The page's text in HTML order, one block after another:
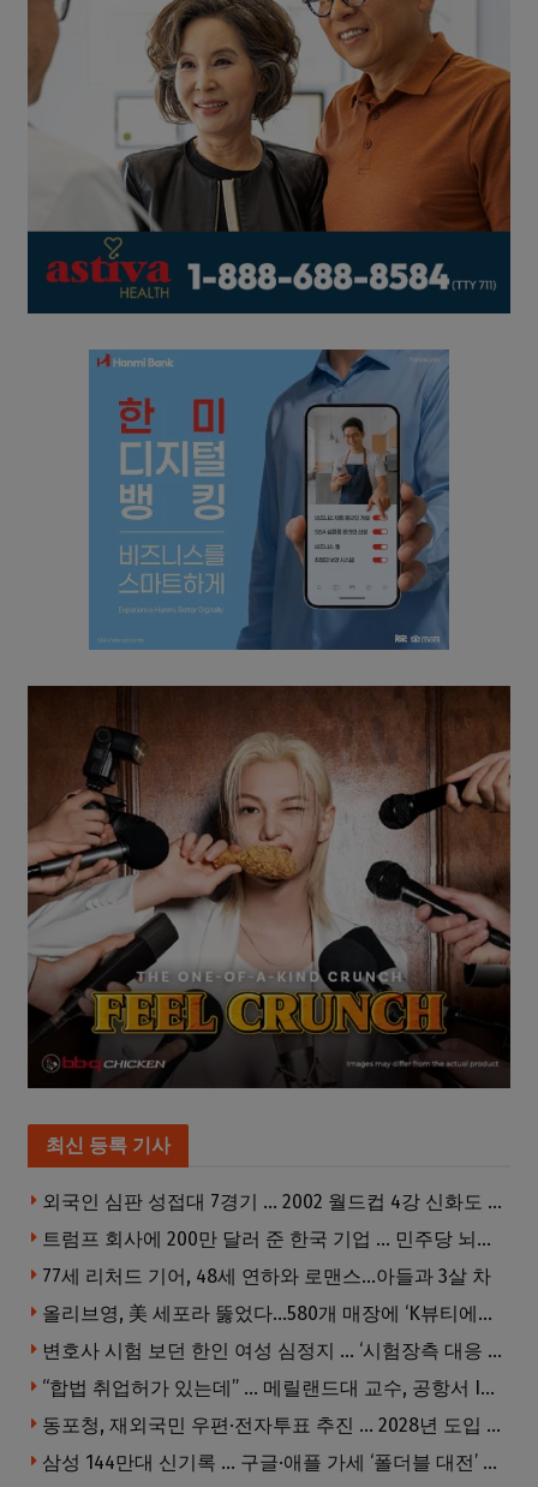
최신 등록 기사
외국인 심판 성접대 7경기 … 2002 월드컵 4강 신화도 흔들
트럼프 회사에 200만 달러 준 한국 기업 … 민주당 뇌물의혹 조사
77세 리처드 기어, 48세 연하와 로맨스…아들과 3살 차
올리브영, 美 세포라 뚫었다…580개 매장에 ‘K뷰티에딧’ 론칭
변호사 시험 보던 한인 여성 심정지 … ‘시험장측 대응 부적절’ 소송
“합법 취업허가 있는데” … 메릴랜드대 교수, 공항서 ICE에 체포, 구금 중
동포청, 재외국민 우편·전자투표 추진 … 2028년 도입 목표
삼성 144만대 신기록 … 구글·애플 가세 ‘폴더블 대전’ 열린다